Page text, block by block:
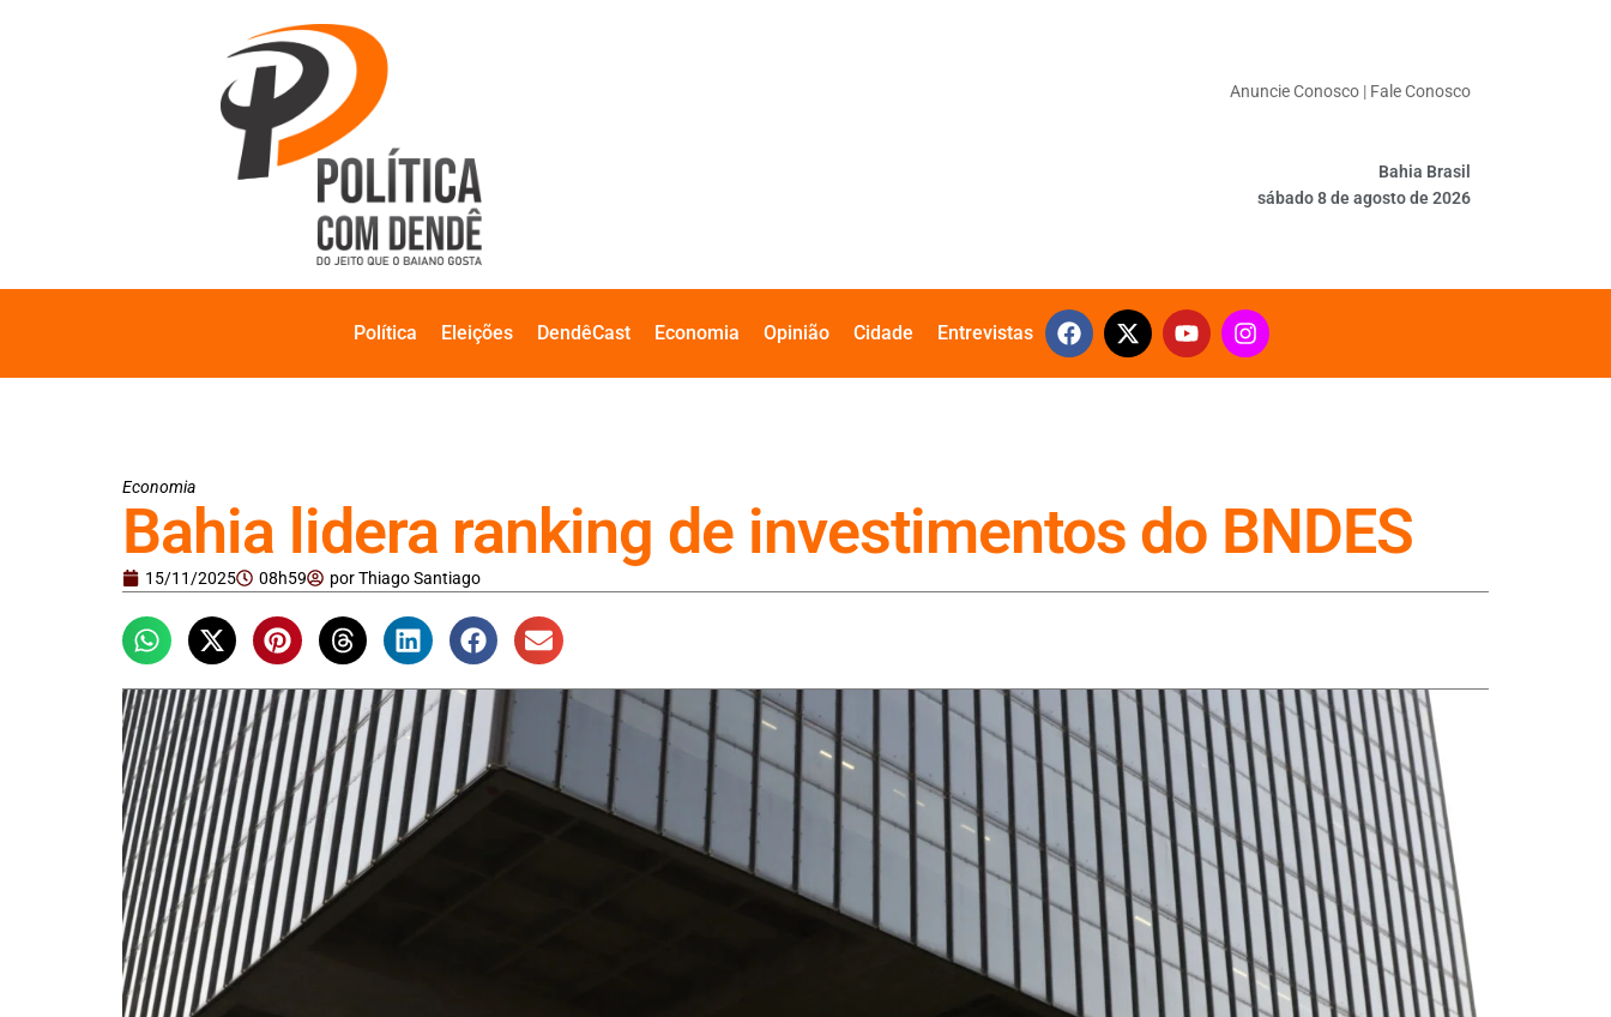
Anuncie Conosco | Fale Conosco
Bahia Brasil
sábado 8 de agosto de 2026
Política Eleições DendêCast Economia Opinião Cidade Entrevistas
Economia
Bahia lidera ranking de investimentos do BNDES
15/11/2025 08h59 porThiago Santiago